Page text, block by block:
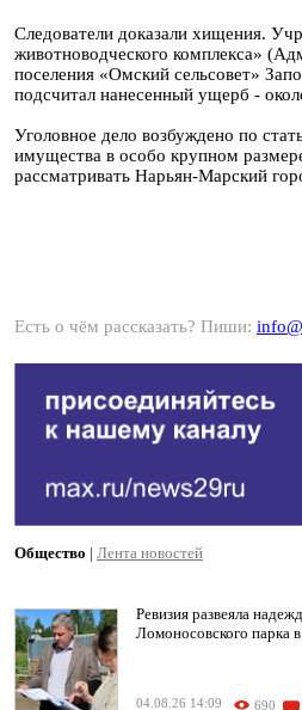
Следователи доказали хищения.
животноводческого комплекса»
поселения «Омский сельсовет»
подсчитал нанесенный ущерб -
Уголовное дело возбуждено по
имущества в особо крупном
рассматривать Нарьян-Марский
Есть о чём рассказать? Пиши:
Общество | Лента новостей
Ревизия развеяла
Ломоносовского парка
04.08.26 14:09 690